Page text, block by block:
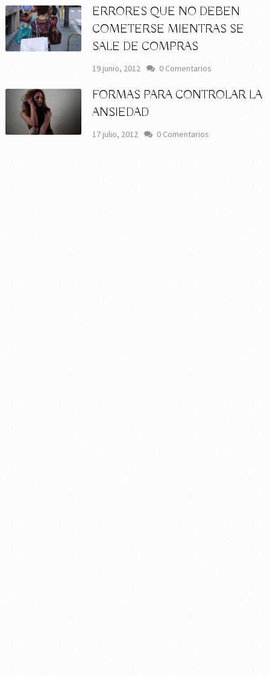
ERRORES QUE NO DEBEN
COMETERSE MIENTRAS SE
SALE DE COMPRAS
19 junio, 2012 0 Comentarios
FORMAS PARA CONTROLAR LA
ANSIEDAD
17 julio, 2012 0 Comentarios